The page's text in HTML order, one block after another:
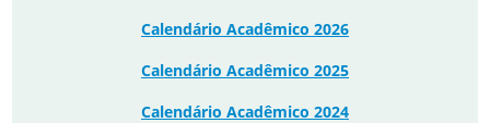
Calendário Acadêmico 2026
Calendário Acadêmico 2025
Calendário Acadêmico 2024